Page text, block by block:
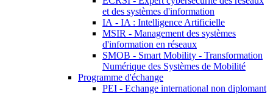
et des systèmes d'information
IA - IA : Intelligence Artificielle
MSIR - Management des systèmes
d'information en réseaux
SMOB - Smart Mobility - Transformation
Numérique des Systèmes de Mobilité
Programme d'échange
PEI - Echange international non diplomant